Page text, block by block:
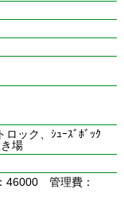
ック、ｼｭｰｽﾞﾎﾞｯｸ
場
管理費：